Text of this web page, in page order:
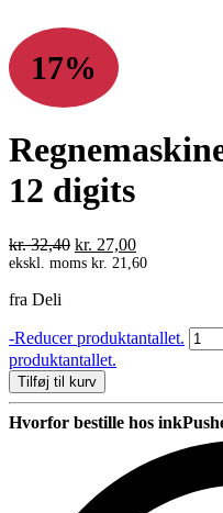
17%
12 digits
kr.32,40 Den
oprindelige
kr. 27,00Den
aktuelle
ekskl. moms kr. 21,60
fra Deli
-Reducer produktantallet.
Solar
12
antal
produktantallet.
Tilføj til kurv
Hvorfor bestille hos